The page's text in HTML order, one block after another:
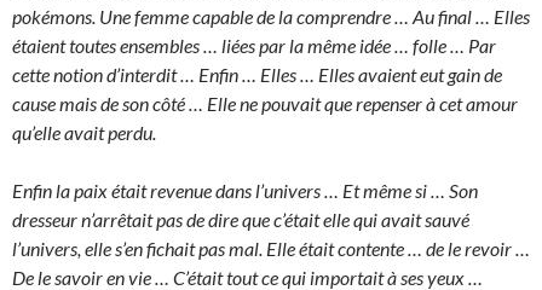
pokémons. Une femme capable de la comprendre … Au final … Elles
étaient toutes ensembles … liées par la même idée … folle … Par
cette notion d’interdit … Enfin … Elles … Elles avaient eut gain de
cause mais de son côté … Elle ne pouvait que repenser à cet amour
qu’elle avait perdu.
Enfin la paix était revenue dans l’univers … Et même si … Son
dresseur n’arrêtait pas de dire que c’était elle qui avait sauvé
l’univers, elle s’en fichait pas mal. Elle était contente … de le revoir …
De le savoir en vie … C’était tout ce qui importait à ses yeux …